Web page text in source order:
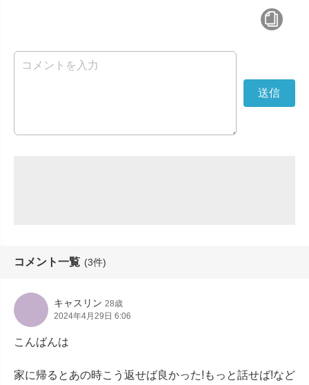
コメント一覧 (3件)
キャスリン 28歳
2024年4月29日 6:06
こんばんは
家に帰るとあの時こう返せば良かった!もっと話せば!など